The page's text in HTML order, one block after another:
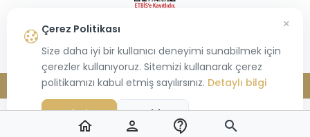
© 2026 Kiraz Altın- Tüm hakları saklıdır.
Bu site,Hiosis®tarafından geliştirilmişE-Ticaretpaketleri ile oluşturulmuştur.
home person contact_support search
Çerez Politikası
Size daha iyi bir kullanıcı deneyimi sunabilmek için
çerezler kullanıyoruz. Sitemizi kullanarak çerez
politikamızı kabul etmiş sayılırsınız. Detaylı bilgi
Kabul Et Reddet
×